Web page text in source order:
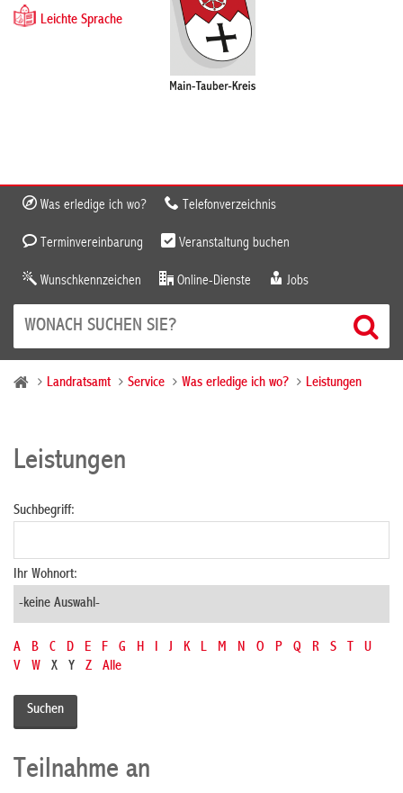
Leichte Sprache
Was erledige ich wo? Telefonverzeichnis
Terminvereinbarung Veranstaltung buchen
Wunschkennzeichen Online-Dienste Jobs
Landratsamt Service Was erledige ich wo? Leistungen
Leistungen
Suchbegriff:
Ihr Wohnort:
A B C D E F G H I J K L M N O P Q R S T
U
V
W X Y Z Alle
Teilnahme an